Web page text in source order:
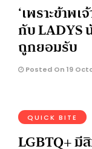
‘เพราะข้าพ
กับ LADYS
ถูกยอมรับ
Posted On 19
QUICK BITE
LGBTQ+ มี